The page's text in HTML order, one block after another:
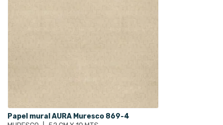
Papel mural AURA Muresco 869-4